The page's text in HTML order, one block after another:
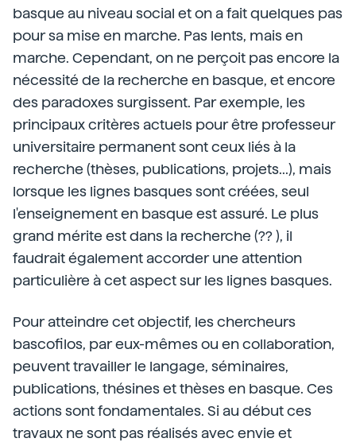
basque au niveau social et on a fait quelques pas
pour sa mise en marche. Pas lents, mais en
marche. Cependant, on ne perçoit pas encore la
nécessité de la recherche en basque, et encore
des paradoxes surgissent. Par exemple, les
principaux critères actuels pour être professeur
universitaire permanent sont ceux liés à la
recherche (thèses, publications, projets...), mais
lorsque les lignes basques sont créées, seul
l'enseignement en basque est assuré. Le plus
grand mérite est dans la recherche (?? ), il
faudrait également accorder une attention
particulière à cet aspect sur les lignes basques.
Pour atteindre cet objectif, les chercheurs
bascofilos, par eux-mêmes ou en collaboration,
peuvent travailler le langage, séminaires,
publications, thésines et thèses en basque. Ces
actions sont fondamentales. Si au début ces
travaux ne sont pas réalisés avec envie et